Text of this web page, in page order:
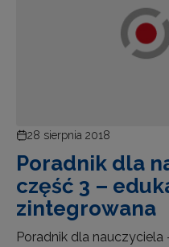
28 sierpnia 2018
Poradnik dla
część 3 –
zintegrowana
Poradnik dla nauczyciela